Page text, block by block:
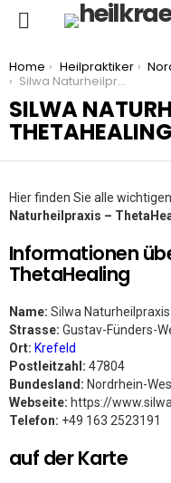
You are here:
Home Heilpraktiker
Silwa Naturheilpraxis – ThetaHealing
SILWA
THETAHEALING
Hier finden Sie alle
Naturheilpraxis –
Informationen
ThetaHealing
Name: Silwa
Strasse: Gustav-Fünders-
Ort: Krefeld
Postleitzahl: 47804
Bundesland: Nordrhein-
Webseite: https://
Telefon: +49 163 2523191
auf der Karte